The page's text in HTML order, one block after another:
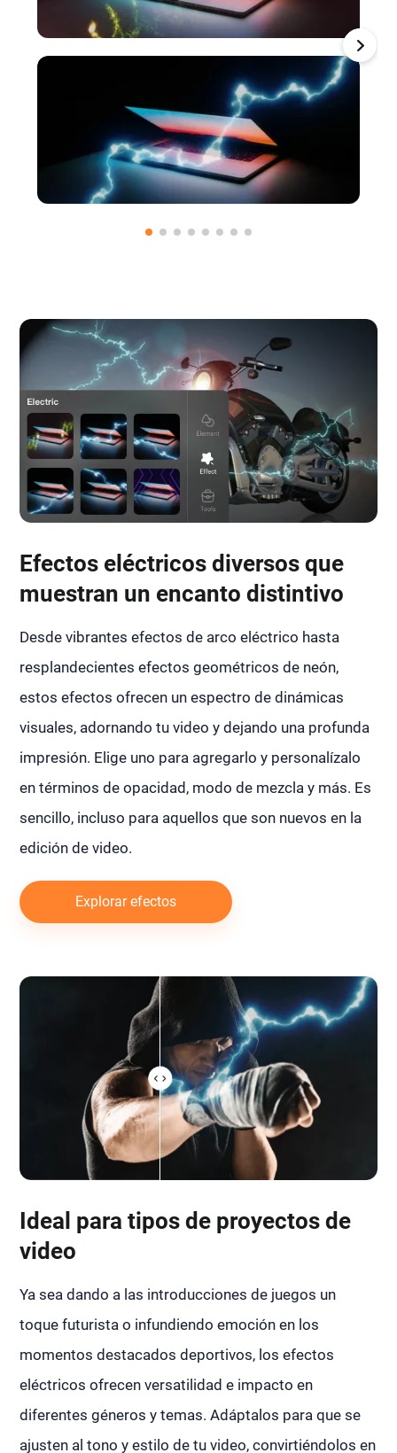
Cargar medios para usar
Efectos eléctricos diversos que
muestran un encanto distintivo
Desde vibrantes efectos de arco eléctrico hasta
resplandecientes efectos geométricos de neón,
estos efectos ofrecen un espectro de dinámicas
visuales, adornando tu video y dejando una profunda
impresión. Elige uno para agregarlo y personalízalo
en términos de opacidad, modo de mezcla y más. Es
sencillo, incluso para aquellos que son nuevos en la
edición de video.
Explorar efectos
Ideal para tipos de proyectos de
video
Ya sea dando a las introducciones de juegos un
toque futurista o infundiendo emoción en los
momentos destacados deportivos, los efectos
eléctricos ofrecen versatilidad e impacto en
diferentes géneros y temas. Adáptalos para que se
ajusten al tono y estilo de tu video, convirtiéndolos en